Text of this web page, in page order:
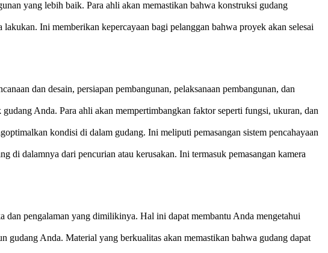
yang lebih baik. Para ahli akan memastikan bahwa konstruksi gudang
Ini memberikan kepercayaan bagi pelanggan bahwa proyek akan selesai
dan desain, persiapan pembangunan, pelaksanaan pembangunan, dan
Anda. Para ahli akan mempertimbangkan faktor seperti fungsi, ukuran, dan
kondisi di dalam gudang. Ini meliputi pemasangan sistem pencahayaan
di dalamnya dari pencurian atau kerusakan. Ini termasuk pemasangan kamera
pengalaman yang dimilikinya. Hal ini dapat membantu Anda mengetahui
Anda. Material yang berkualitas akan memastikan bahwa gudang dapat